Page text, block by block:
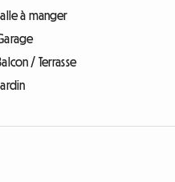
à manger
/ Terrasse